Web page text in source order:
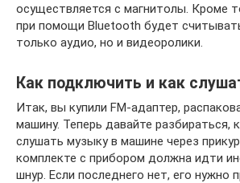
осуществляется с магнитолы. Кроме
при помощи Bluetooth будет
только аудио, но и видеоролики.
Как подключить и как
Итак, вы купили FM-адаптер,
машину. Теперь давайте разбираться,
слушать музыку в машине через
комплекте с прибором должна идти
шнур. Если последнего нет, его нужно